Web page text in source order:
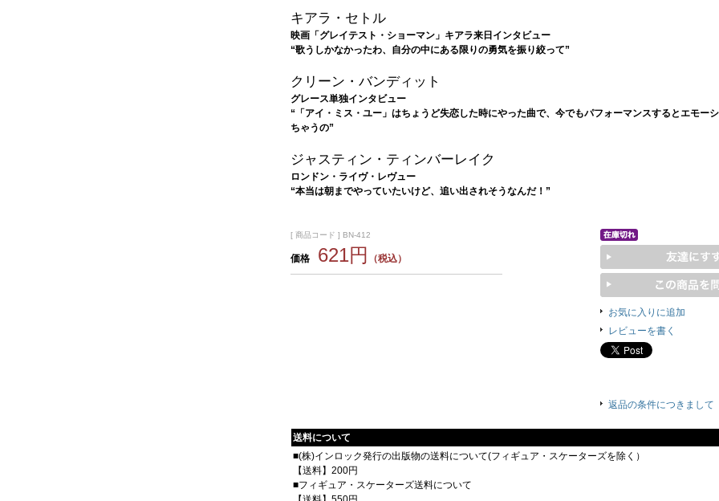
キアラ・セトル
映画「グレイテスト・ショーマン」キアラ来日インタビュー
“歌うしかなかったわ、自分の中にある限りの勇気を振り絞って”
クリーン・バンディット
グレース単独インタビュー
“「アイ・ミス・ユー」はちょうど失恋した時にやった曲で、今でもパフォーマンスするとエモー
ちゃうの”
ジャスティン・ティンバーレイク
ロンドン・ライヴ・レヴュー
“本当は朝までやっていたいけど、追い出されそうなんだ！”
[ 商品コード ] BN-412
価格 621円 （税込）
お気に入りに追加
レビューを書く
返品の条件につきまして
送料について
■(株)インロック発行の出版物の送料について(フィギュア・スケーターズを除く）
【送料】200円
■フィギュア・スケーターズ送料について